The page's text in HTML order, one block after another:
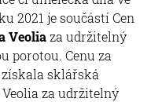
2021 je součástí Cen
Veoliaza udržitelný
porotou. Cenu za
získala sklářská
Veolia za udržitelný